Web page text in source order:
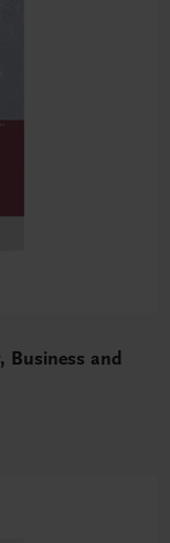
Business and